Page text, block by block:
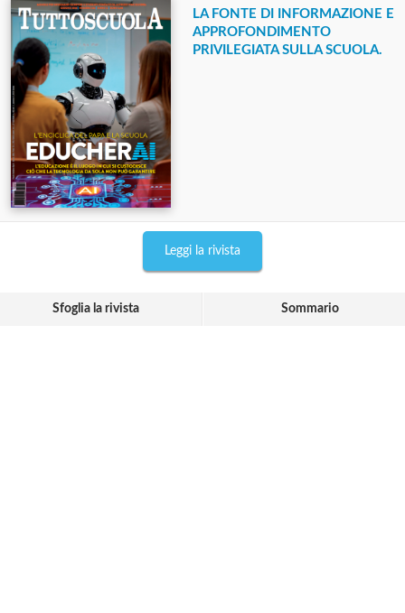
LA FONTE DI INFORMAZIONE E
APPROFONDIMENTO
PRIVILEGIATA SULLA SCUOLA.
Leggi la rivista
Sfoglia la rivista Sommario